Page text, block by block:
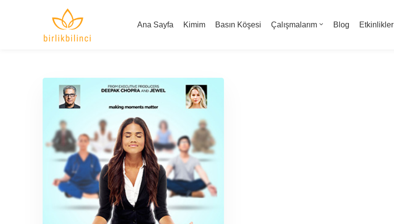
Ana Sayfa Kimim Basın Köşesi Çalışmalarım Blog Etkinlikler